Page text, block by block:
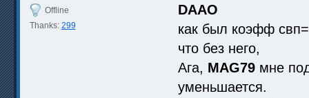
Offline
Thanks: 299
DAAO
как был коэфф
что без него,
Ага, MAG79 мне
уменьшается.